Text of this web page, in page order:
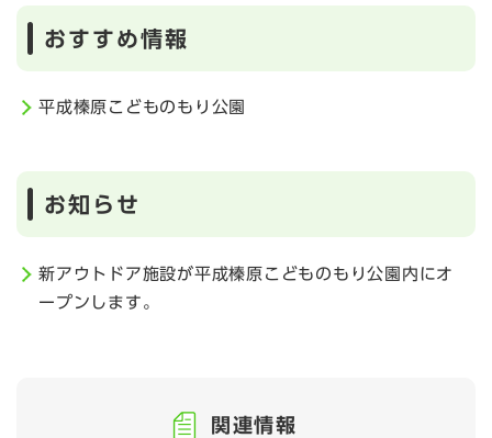
おすすめ情報
平成榛原こどものもり公園
お知らせ
新アウトドア施設が平成榛原こどものもり公園内にオ
ープンします。
関連情報